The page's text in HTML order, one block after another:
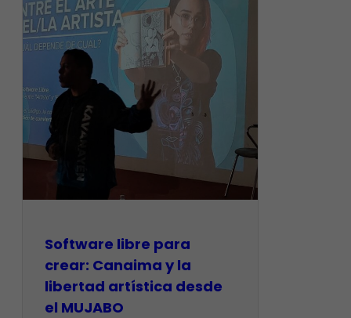
Software libre para
crear: Canaima y la
libertad artística desde
el MUJABO